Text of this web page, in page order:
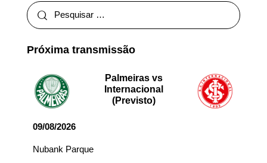
Próxima transmissão
Palmeiras vs
Internacional
(Previsto)
09/08/2026
Nubank Parque